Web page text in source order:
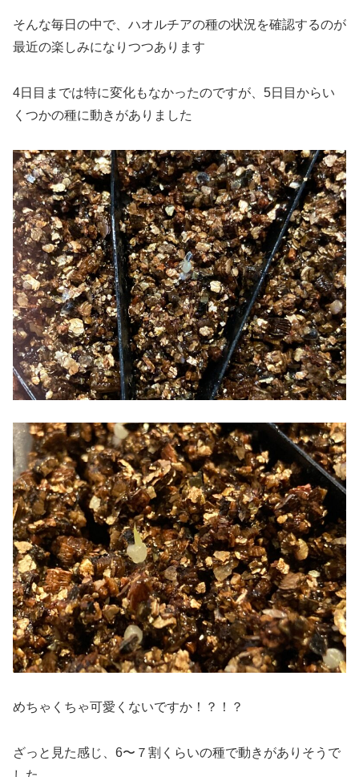
そんな毎日の中で、ハオルチアの種の状況を確認するのが
最近の楽しみになりつつあります
4日目までは特に変化もなかったのですが、5日目からい
くつかの種に動きがありました
めちゃくちゃ可愛くないですか！？！？
ざっと見た感じ、6〜７割くらいの種で動きがありそうで